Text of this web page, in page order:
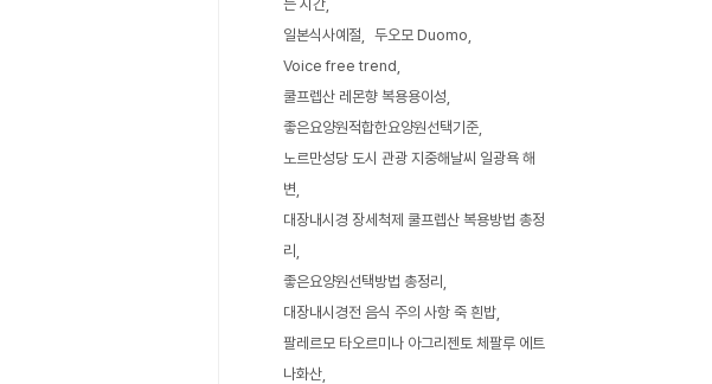
는 시간
일본식사예절
두오모 Duomo
Voice free trend
쿨프렙산 레몬향 복용용이성
좋은요양원적합한요양원선택기준
노르만성당 도시 관광 지중해날씨 일광욕 해
변
대장내시경 장세척제 쿨프렙산 복용방법 총정
리
좋은요양원선택방법 총정리
대장내시경전 음식 주의 사항 죽 흰밥
팔레르모 타오르미나 아그리젠토 체팔루 에트
나화산